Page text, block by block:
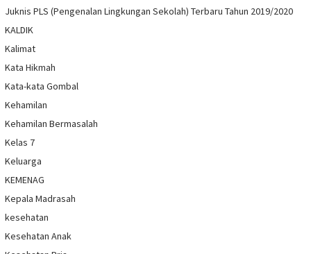
Juknis PLS (Pengenalan Lingkungan Sekolah) Terbaru Tahun 2019/2020
KALDIK
Kalimat
Kata Hikmah
Kata-kata Gombal
Kehamilan
Kehamilan Bermasalah
Kelas 7
Keluarga
KEMENAG
Kepala Madrasah
kesehatan
Kesehatan Anak